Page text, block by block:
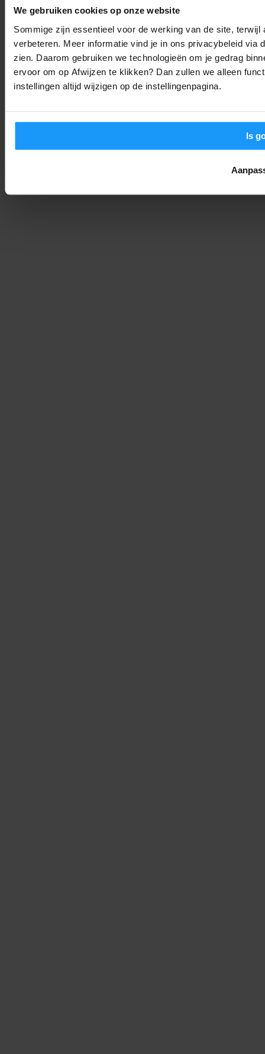
We gebruiken cookies op onze website
Sommige zijn essentieel voor de werking van de site,
verbeteren. Meer informatie vind je in ons privacybeleid via
zien. Daarom gebruiken we technologieën om je gedrag
ervoor om op Afwijzen te klikken? Dan zullen we alleen
instellingen altijd wijzigen op de instellingenpagina.
Is
Nieuws Joshua - 4. september 2025
De Philips Hue Bridge Pro is Hier: Waarom Je Smarthome Nooit
Meer Hetzelfde Zal Zijn
Nieuws Joshua - 4. september 2025